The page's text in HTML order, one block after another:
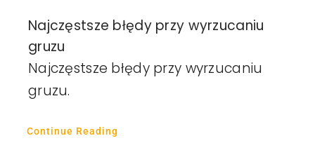
Najczęstsze błędy przy wyrzucaniu
gruzu
Najczęstsze błędy przy wyrzucaniu
gruzu.
Continue Reading